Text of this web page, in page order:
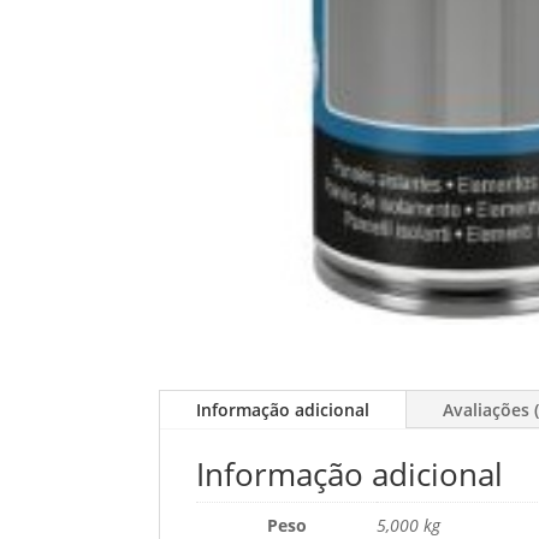
Informação adicional Avaliações
Informação adicional
Peso 5,000 kg